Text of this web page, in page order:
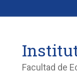
Facultad de